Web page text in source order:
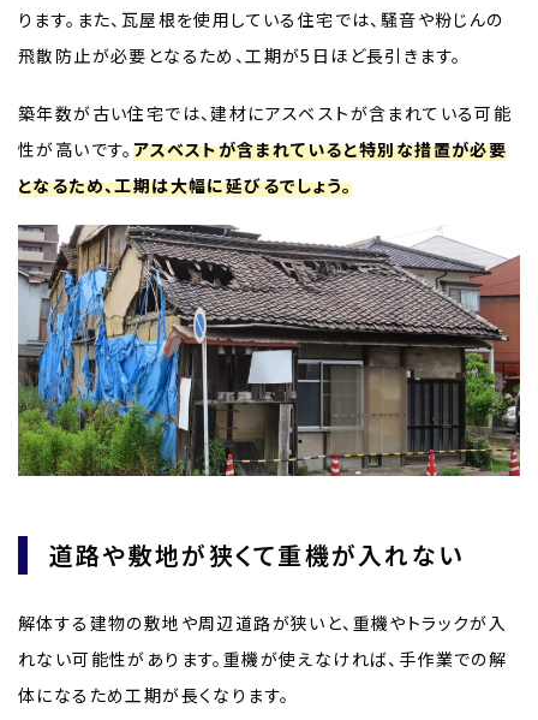
ります。また、瓦屋根を使用している住宅では、騒音や粉じんの
飛散防止が必要となるため、工期が5日ほど長引きます。
築年数が古い住宅では、建材にアスベストが含まれている可能
性が高いです。 アスベストが含まれていると特別な措置が必要
となるため、工期は大幅に延びるでしょう。
道路や敷地が狭くて重機が入れない
解体する建物の敷地や周辺道路が狭いと、重機やトラックが入
れない可能性があります。重機が使えなければ、手作業での解
体になるため工期が長くなります。